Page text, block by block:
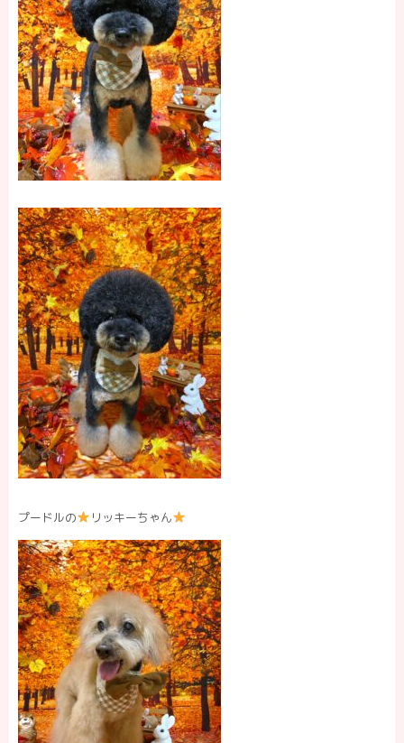
プードルの リッキーちゃん